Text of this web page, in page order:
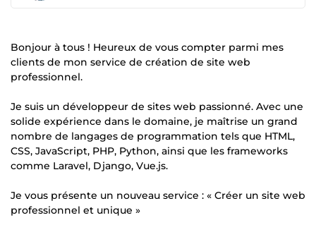
Bonjour à tous ! Heureux de vous compter parmi mes
clients de mon service de création de site web
professionnel.
Je suis un développeur de sites web passionné. Avec une
solide expérience dans le domaine, je maîtrise un grand
nombre de langages de programmation tels que HTML,
CSS, JavaScript, PHP, Python, ainsi que les frameworks
comme Laravel, Django, Vue.js.
Je vous présente un nouveau service : « Créer un site web
professionnel et unique »